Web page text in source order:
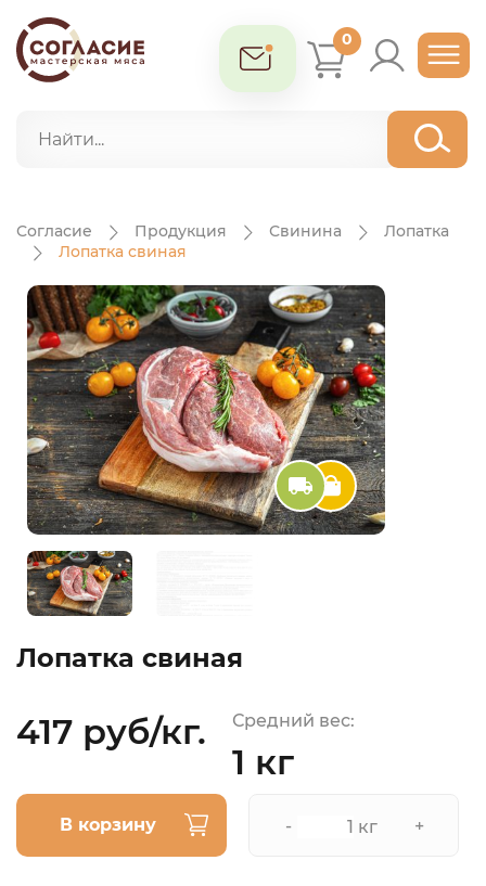
0
Согласие Продукция Свинина
Лопатка
Лопатка свиная
Лопатка свиная
417 руб/кг. Средний вес:
1 кг
В корзину - кг +